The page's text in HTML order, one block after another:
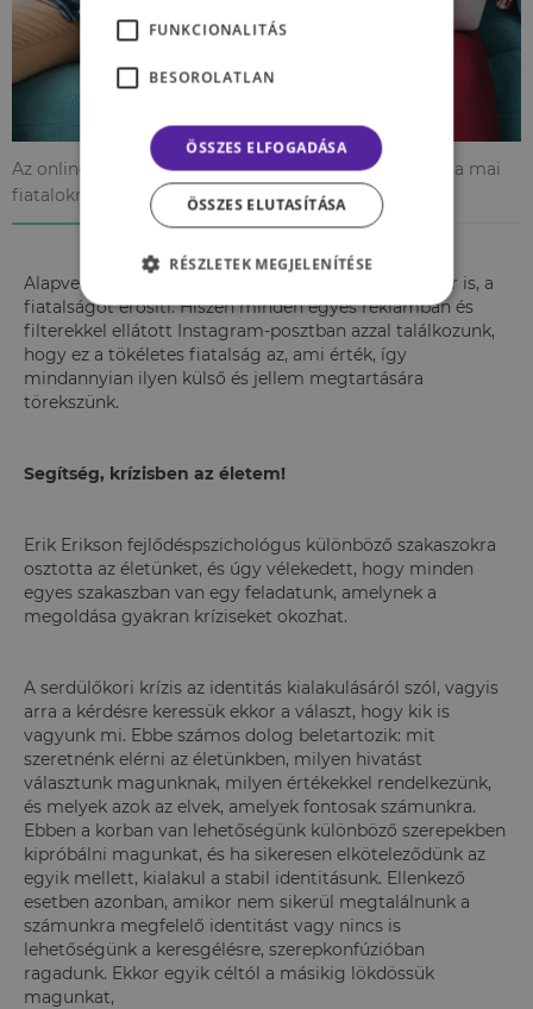
Az online közösségi média hatalmas nyomást helyez a mai
fiatalokra, egyfajta megfelelési kényszert vált ki.
Alapvetően a média nyomása, ahogyan az online tér is, a
fiatalságot erősíti. Hiszen minden egyes reklámban és
filterekkel ellátott Instagram-posztban azzal találkozunk,
hogy ez a tökéletes fiatalság az, ami érték, így
mindannyian ilyen külső és jellem megtartására
törekszünk.
Segítség, krízisben az életem!
Erik Erikson fejlődéspszichológus különböző szakaszokra
osztotta az életünket, és úgy vélekedett, hogy minden
egyes szakaszban van egy feladatunk, amelynek a
megoldása gyakran kríziseket okozhat.
A serdülőkori krízis az identitás kialakulásáról szól, vagyis
arra a kérdésre keressük ekkor a választ, hogy kik is
vagyunk mi. Ebbe számos dolog beletartozik: mit
szeretnénk elérni az életünkben, milyen hivatást
választunk magunknak, milyen értékekkel rendelkezünk,
és melyek azok az elvek, amelyek fontosak számunkra.
Ebben a korban van lehetőségünk különböző szerepekben
kipróbálni magunkat, és ha sikeresen elköteleződünk az
egyik mellett, kialakul a stabil identitásunk. Ellenkező
esetben azonban, amikor nem sikerül megtalálnunk a
számunkra megfelelő identitást vagy nincs is
lehetőségünk a keresgélésre, szerepkonfúzióban
ragadunk. Ekkor egyik céltól a másikig lökdössük
magunkat,
FUNKCIONALITÁS
BESOROLATLAN
ÖSSZES ELFOGADÁSA
ÖSSZES ELUTASÍTÁSA
RÉSZLETEK MEGJELENÍTÉSE